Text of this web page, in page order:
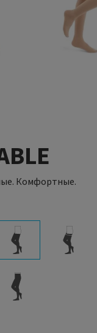
Комфортные.